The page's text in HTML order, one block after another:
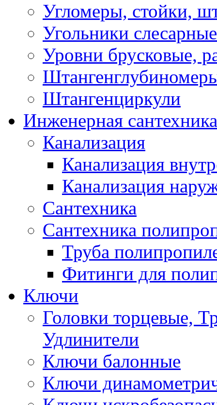
Угломеры, стойки,
Угольники слесарные
Уровни брусковые,
Штангенциркули
Инженерная сантехника
Канализация
Канализация
Канализация
Сантехника
Сантехника
Труба
Фитинги для
Ключи
Головки торцевые,
Удлинители
Ключи балонные
Ключи